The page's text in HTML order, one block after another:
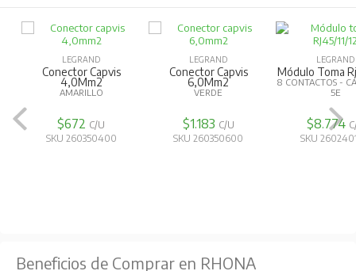
El rastreo de contactos con el código de dos colores y
los números 568 A y B.
Cumplir con la Norma Iso / Iec 11801 Ed. 2.0 (2011), En
LEGRAND
Conector Capvis
4,0Mm2
AMARILLO
$672 C/U
SKU 260350400
LEGRAND
Conector Capvis
6,0Mm2
VERDE
$1.183 C/U
SKU 260350600
LEGRAND
Módulo Toma
8 CONTACTOS -
5E
$8.774
SKU
Beneficios de Comprar en RHONA